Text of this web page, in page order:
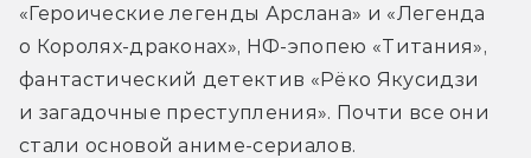
«Героические легенды Арслана» и «Легенда
о Королях-драконах», НФ-эпопею «Титания»,
фантастический детектив «Рёко Якусидзи
и загадочные преступления». Почти все они
стали основой аниме-сериалов.